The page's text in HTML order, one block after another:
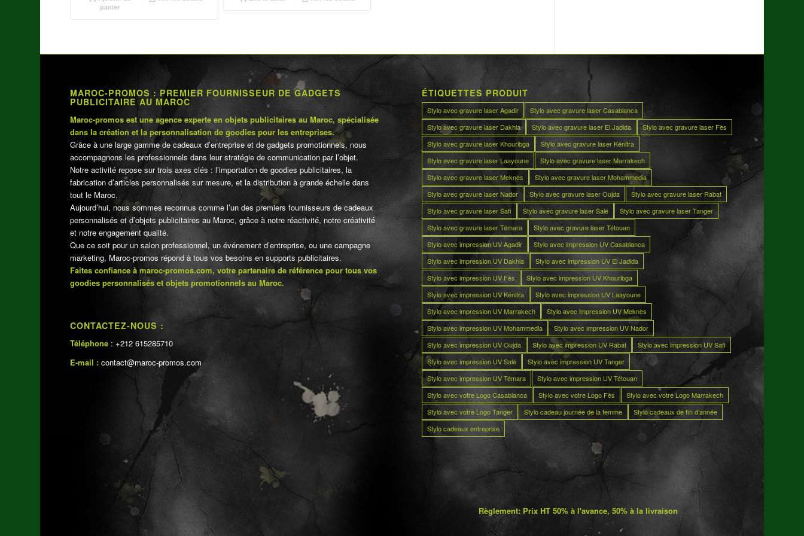
panier
MAROC-PROMOS : PREMIER FOURNISSEUR DE GADGETS
PUBLICITAIRE AU MAROC
Maroc-promos est une agence experte en objets publicitaires au Maroc, spécialisée
dans la création et la personnalisation de goodies pour les entreprises.
Grâce à une large gamme de cadeaux d’entreprise et de gadgets promotionnels, nous
accompagnons les professionnels dans leur stratégie de communication par l’objet.
Notre activité repose sur trois axes clés : l’importation de goodies publicitaires, la
fabrication d’articles personnalisés sur mesure, et la distribution à grande échelle dans
tout le Maroc.
Aujourd’hui, nous sommes reconnus comme l’un des premiers fournisseurs de cadeaux
personnalisés et d’objets publicitaires au Maroc, grâce à notre réactivité, notre créativité
et notre engagement qualité.
Que ce soit pour un salon professionnel, un événement d’entreprise, ou une campagne
marketing, Maroc-promos répond à tous vos besoins en supports publicitaires.
Faites confiance à maroc-promos.com, votre partenaire de référence pour tous vos
goodies personnalisés et objets promotionnels au Maroc.
CONTACTEZ-NOUS :
Téléphone : +212 615285710
E-mail : contact@maroc-promos.com
ÉTIQUETTES PRODUIT
Stylo avec gravure laser Agadir
Stylo avec gravure laser Casablanca
Stylo avec gravure laser Dakhla
Stylo avec gravure laser El Jadida
Stylo avec gravure laser Fès
Stylo avec gravure laser Khouribga
Stylo avec gravure laser Kénitra
Stylo avec gravure laser Laayoune
Stylo avec gravure laser Marrakech
Stylo avec gravure laser Meknès
Stylo avec gravure laser Mohammedia
Stylo avec gravure laser Nador
Stylo avec gravure laser Oujda
Stylo avec gravure laser Rabat
Stylo avec gravure laser Safi
Stylo avec gravure laser Salé
Stylo avec gravure laser Tanger
Stylo avec gravure laser Témara
Stylo avec gravure laser Tétouan
Stylo avec impression UV Agadir
Stylo avec impression UV Casablanca
Stylo avec impression UV Dakhla
Stylo avec impression UV El Jadida
Stylo avec impression UV Fès
Stylo avec impression UV Khouribga
Stylo avec impression UV Kénitra
Stylo avec impression UV Laayoune
Stylo avec impression UV Marrakech
Stylo avec impression UV Meknès
Stylo avec impression UV Mohammedia
Stylo avec impression UV Nador
Stylo avec impression UV Oujda
Stylo avec impression UV Rabat
Stylo avec impression UV Safi
Stylo avec impression UV Salé
Stylo avec impression UV Tanger
Stylo avec impression UV Témara
Stylo avec impression UV Tétouan
Stylo avec votre Logo Casablanca
Stylo avec votre Logo Fès
Stylo avec votre Logo Marrakech
Stylo avec votre Logo Tanger
Stylo cadeau journée de la femme
Stylo cadeaux de fin d’année
Stylo cadeaux entreprise
Règlement: Prix HT 50% à l'avance, 50% à la livraison